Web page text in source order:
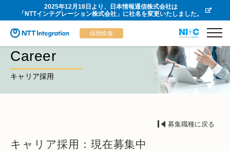
2025年12月18日より、日本情報通信株式会社は
「NTTインテグレーション株式会社」に社名を変更いたしました。
採用情報
Career
キャリア採用
募集職種に戻る
キャリア採用：現在募集中